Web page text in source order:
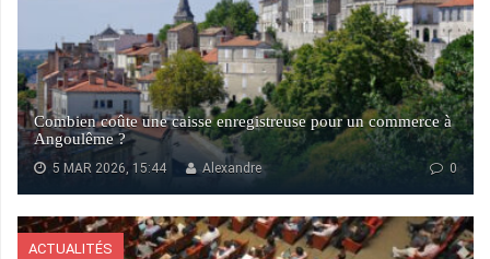
Combien coûte une caisse enregistreuse pour un commerce à
Angoulême ?
5 MAR 2026, 15:44 0
Alexandre
ACTUALITÉS